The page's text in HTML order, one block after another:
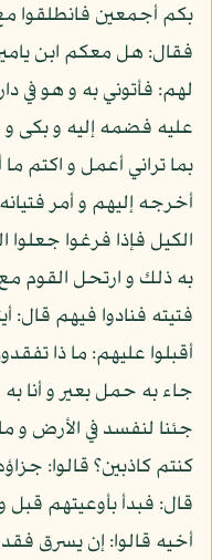
بكم أجمعين فانطلقوا
فقال: هل معكم ابن
لهم: فأتوني به و هو في
عليه فضمه إليه و بكى
بما تراني أعمل و اكتم
أخرجه إليهم و أمر
الكيل فإذا فرغوا جعلوا
به ذلك و ارتحل القوم
فتيته فنادوا فيهم قال:
أقبلوا عليهم: ما ذا
جاء به حمل بعير و أنا
جئنا لنفسد في الأرض و
كنتم كاذبين؟ قالوا:
قال: فبدأ بأوعيتهم
أخيه قالوا: إن يسرق